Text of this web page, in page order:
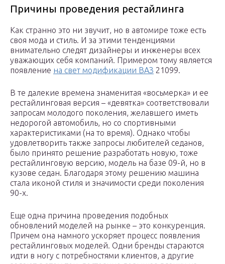
Причины проведения рестайлинга
Как странно это ни звучит, но в автомире тоже есть
своя мода и стиль. И за этими тенденциями
внимательно следят дизайнеры и инженеры всех
уважающих себя компаний. Примером тому является
появление на свет модификации ВАЗ 21099.
В те далекие времена знаменитая «восьмерка» и ее
рестайлинговая версия – «девятка» соответствовали
запросам молодого поколения, желавшего иметь
недорогой автомобиль, но со спортивными
характеристиками (на то время). Однако чтобы
удовлетворить также запросы любителей седанов,
было принято решение разработать новую, тоже
рестайлинговую версию, модель на базе 09-й, но в
кузове седан. Благодаря этому решению машина
стала иконой стиля и значимости среди поколения
90-х.
Еще одна причина проведения подобных
обновлений моделей на рынке – это конкуренция.
Причем она намного ускоряет процесс появления
рестайлинговых моделей. Одни бренды стараются
идти в ногу с потребностями клиентов, а другие